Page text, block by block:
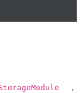
，